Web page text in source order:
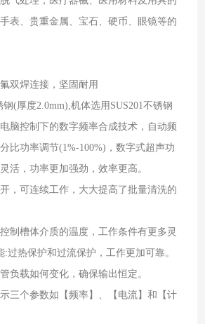
表、贵重金属、宝石、硬币、眼镜等的
双焊连接，坚固耐用
钢(厚度2.0mm),机体选用SUS201不锈钢
脑控制下的数字频率合成技术，自动频
比功率调节(1%-100%)，数字式超声功
活，功率更加强劲，效率更高。
，可连续工作，大大提高了批量清洗的
制槽体介质的温度，工作条件有更多灵
过热保护和过流保护，工作更加可靠。
负载如何变化，确保输出恒定。
三个参数如【频率】、【电流】和【计